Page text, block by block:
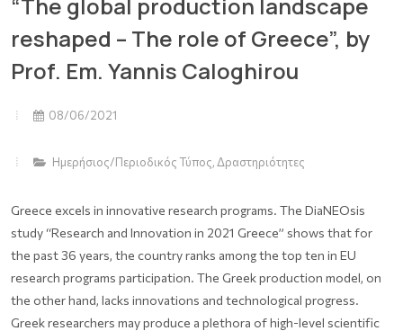
reshaped – Τhe role of Greece”, by
Prof. Em. Yannis Caloghirou
08/06/2021
Hμερήσιος/Περιοδικός Τύπος, Δραστηριότητες
Greece excels in innovative research programs. The DiaNEOsis
study “Research and Innovation in 2021 Greece” shows that for
the past 36 years, the country ranks among the top ten in EU
research programs participation. The Greek production model, on
the other hand, lacks innovations and technological progress.
Greek researchers may produce a plethora of high-level scientific